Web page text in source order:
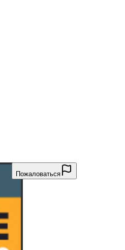
Пожаловаться